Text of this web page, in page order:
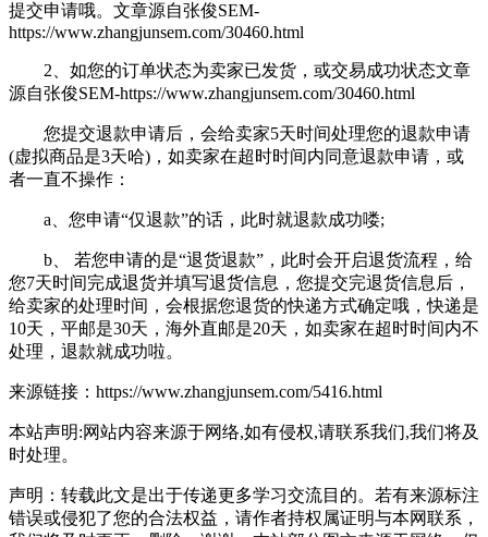
提交申请哦。 文章源自张俊SEM-
https://www.zhangjunsem.com/30460.html
2、如您的订单状态为卖家已发货，或交易成功状态文章
源自张俊SEM-https://www.zhangjunsem.com/30460.html
您提交退款申请后，会给卖家5天时间处理您的退款申请
(虚拟商品是3天哈)，如卖家在超时时间内同意退款申请，或
者一直不操作：
a、您申请“仅退款”的话，此时就退款成功喽;
b、 若您申请的是“退货退款”，此时会开启退货流程，给
您7天时间完成退货并填写退货信息，您提交完退货信息后，
给卖家的处理时间，会根据您退货的快递方式确定哦，快递是
10天，平邮是30天，海外直邮是20天，如卖家在超时时间内不
处理，退款就成功啦。
来源链接：https://www.zhangjunsem.com/5416.html
本站声明:网站内容来源于网络,如有侵权,请联系我们,我们将及
时处理。
声明：转载此文是出于传递更多学习交流目的。若有来源标注
错误或侵犯了您的合法权益，请作者持权属证明与本网联系，